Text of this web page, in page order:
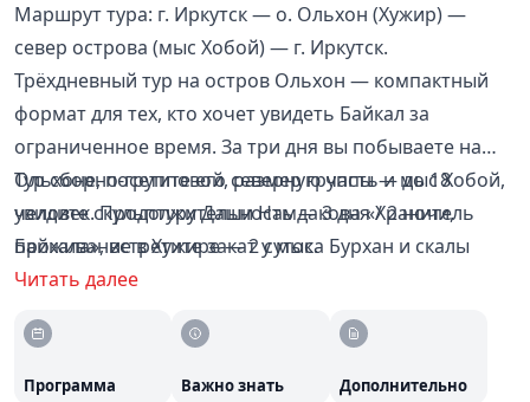
Маршрут тура: г. Иркутск — о. Ольхон (Хужир) —
север острова (мыс Хобой) — г. Иркутск.
Трёхдневный тур на остров Ольхон — компактный
формат для тех, кто хочет увидеть Байкал за
ограниченное время. За три дня вы побываете на
Ольхоне, посетите его северную часть и мыс Хобой,
увидите скульптуру Даши Намдакова «Хранитель
Байкала», встретите закат у мыса Бурхан и скалы
Шаманки, узнаете больше о быте и верованиях
Тур сборно-групповой, размер группы — до 18
человек. Продолжительность — 3 дня / 2 ночи,
проживание в Хужире — 2 суток.
Читать далее
Программа Важно знать Дополнительно